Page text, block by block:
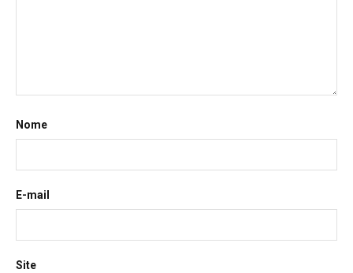
Nome
E-mail
Site